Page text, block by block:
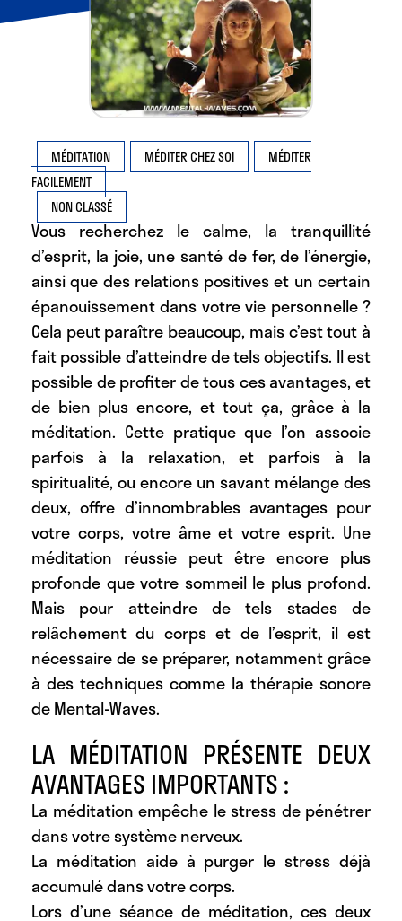
MÉDITATION MÉDITER CHEZ SOI
MÉDITER
FACILEMENT
NON CLASSÉ
Vous recherchez le calme, la tranquillité
d’esprit, la joie, une santé de fer, de l’énergie,
ainsi que des relations positives et un certain
épanouissement dans votre vie personnelle ?
Cela peut paraître beaucoup, mais c’est tout à
fait possible d’atteindre de tels objectifs. Il est
possible de profiter de tous ces avantages, et
de bien plus encore, et tout ça, grâce à la
méditation. Cette pratique que l’on associe
parfois à la relaxation, et parfois à la
spiritualité, ou encore un savant mélange des
deux, offre d’innombrables avantages pour
votre corps, votre âme et votre esprit. Une
méditation réussie peut être encore plus
profonde que votre sommeil le plus profond.
Mais pour atteindre de tels stades de
relâchement du corps et de l’esprit, il est
nécessaire de se préparer, notamment grâce
à des techniques comme la thérapie sonore
de Mental-Waves.
LA MÉDITATION PRÉSENTE DEUX
AVANTAGES IMPORTANTS :
La méditation empêche le stress de pénétrer
dans votre système nerveux.
La méditation aide à purger le stress déjà
accumulé dans votre corps.
Lors d’une séance de méditation, ces deux